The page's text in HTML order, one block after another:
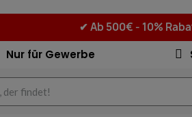
✔Ab 500€ - 10%
Nur für Gewerbe